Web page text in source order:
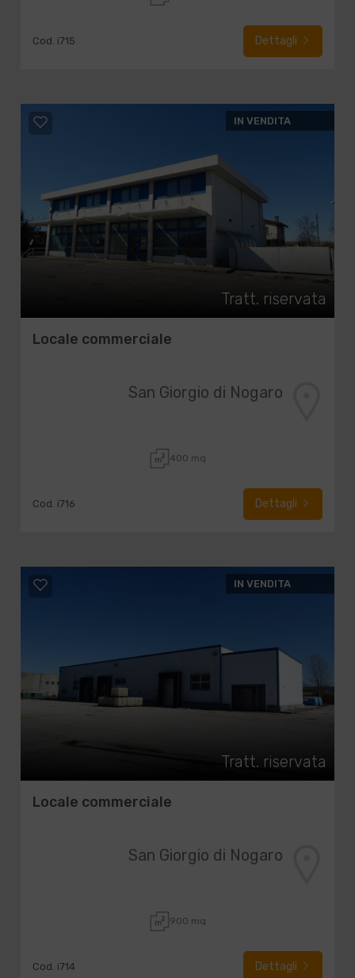
Cod. i715 Dettagli
IN VENDITA
Tratt. riservata
Locale commerciale
San Giorgio di Nogaro
400 mq
Cod. i716 Dettagli
IN VENDITA
Tratt. riservata
Locale commerciale
San Giorgio di Nogaro
900 mq
Cod. i714 Dettagli